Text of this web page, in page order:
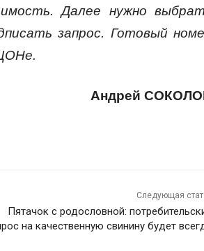
Далее нужно
запрос. Готовый
Андрей
Следующая
Пятачок с родословной:
на качественную свинину будет